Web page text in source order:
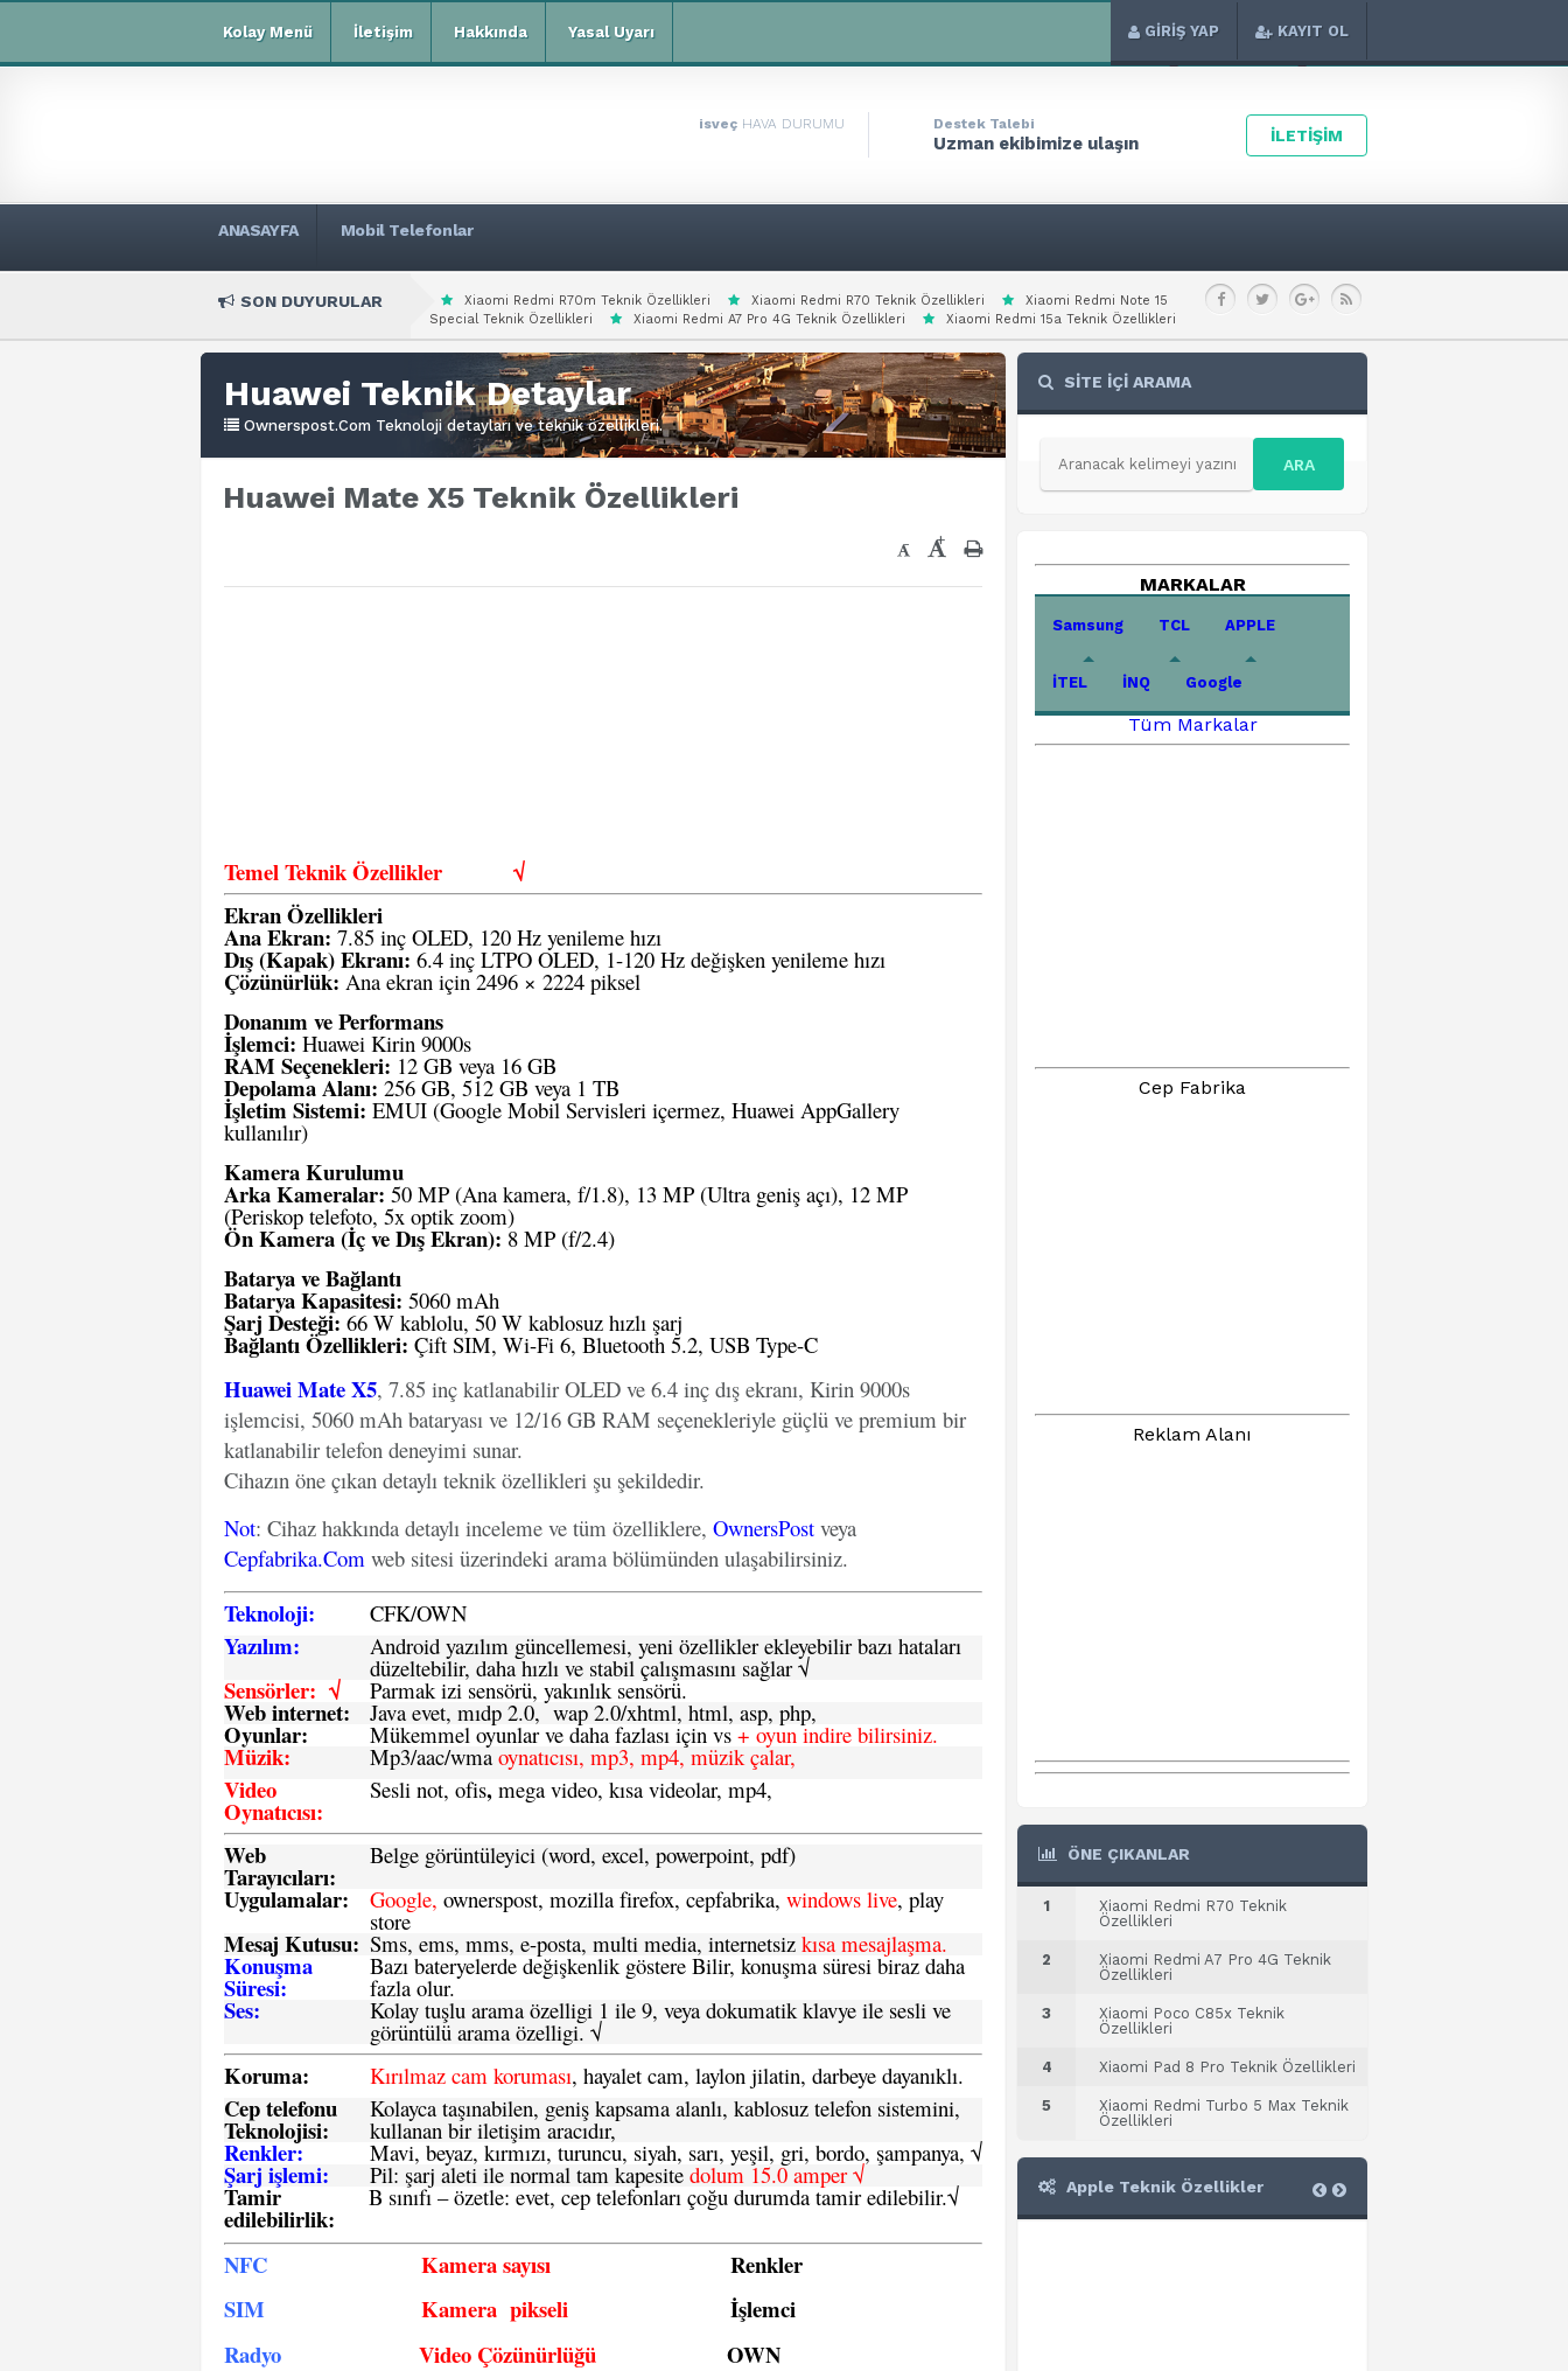
Kolay Menü İletişim Hakkında Yasal Uyarı GİRİŞ YAP KAYIT OL
isveç HAVA DURUMU Destek Talebi
Uzman ekibimize ulaşın İLETİŞİM
ANASAYFA Mobil Telefonlar
SON DUYURULAR Xiaomi Redmi R70m Teknik Özellikleri Xiaomi Redmi R70 Teknik Özellikleri
Xiaomi Redmi Note 15
Special Teknik Özellikleri
Xiaomi Redmi A7 Pro 4G Teknik Özellikleri Xiaomi Redmi 15a Teknik Özellikleri
Huawei Teknik Detaylar
Ownerspost.Com Teknoloji detayları ve teknik özellikleri.
Huawei Mate X5 Teknik Özellikleri
- +
Temel Teknik Özellikler√
Ekran Özellikleri
Ana Ekran: 7.85 inç OLED, 120 Hz yenileme hızı
Dış (Kapak) Ekranı: 6.4 inç LTPO OLED, 1-120 Hz değişken yenileme hızı
Çözünürlük: Ana ekran için 2496 × 2224 piksel
Donanım ve Performans
İşlemci: Huawei Kirin 9000s
RAM Seçenekleri: 12 GB veya 16 GB
Depolama Alanı: 256 GB, 512 GB veya 1 TB
İşletim Sistemi: EMUI (Google Mobil Servisleri içermez, Huawei AppGallery
kullanılır)
Kamera Kurulumu
Arka Kameralar: 50 MP (Ana kamera, f/1.8), 13 MP (Ultra geniş açı), 12 MP
(Periskop telefoto, 5x optik zoom)
Ön Kamera (İç ve Dış Ekran): 8 MP (f/2.4)
Batarya ve Bağlantı
Batarya Kapasitesi: 5060 mAh
Şarj Desteği: 66 W kablolu, 50 W kablosuz hızlı şarj
Bağlantı Özellikleri: Çift SIM, Wi-Fi 6, Bluetooth 5.2, USB Type-C
Huawei Mate X5, 7.85 inç katlanabilir OLED ve 6.4 inç dış ekranı, Kirin 9000s
işlemcisi, 5060 mAh bataryası ve 12/16 GB RAM seçenekleriyle güçlü ve premium bir
katlanabilir telefon deneyimi sunar.
Cihazın öne çıkan detaylı teknik özellikleri şu şekildedir.
Not: Cihaz hakkında detaylı inceleme ve tüm özelliklere, OwnersPost veya
Cepfabrika.Com web sitesi üzerindeki arama bölümünden ulaşabilirsiniz.
Teknoloji: CFK/OWN
Yazılım: Android yazılım güncellemesi, yeni özellikler ekleyebilir bazı hataları
düzeltebilir, daha hızlı ve stabil çalışmasını sağlar √
Sensörler: √ Parmak izi sensörü, yakınlık sensörü.
Web internet: Java evet, mıdp 2.0, wap 2.0/xhtml, html, asp, php,
Oyunlar: Mükemmel oyunlar ve daha fazlası için vs + oyun indire bilirsiniz.
Müzik: Mp3/aac/wmaoynatıcısı, mp3, mp4, müzik çalar,
Video
Oynatıcısı:
Sesli not, ofis, mega video, kısa videolar, mp4,
Web
Tarayıcıları:
Belge görüntüleyici (word, excel, powerpoint, pdf)
Uygulamalar: Google, ownerspost, mozilla firefox, cepfabrika, windows live, play
store
Mesaj Kutusu: Sms, ems, mms, e-posta, multi media, internetsiz kısa mesajlaşma.
Konuşma
Süresi:
Bazı bateryelerde değişkenlik göstere Bilir, konuşma süresi biraz daha
fazla olur.
Ses: Kolay tuşlu arama özelligi 1 ile 9, veya dokumatik klavye ile sesli ve
görüntülü arama özelligi. √
Koruma: Kırılmaz cam koruması, hayalet cam, laylon jilatin, darbeye dayanıklı.
Cep telefonu
Teknolojisi:
Kolayca taşınabilen, geniş kapsama alanlı, kablosuz telefon sistemini,
kullanan bir iletişim aracıdır,
Renkler: Mavi, beyaz, kırmızı, turuncu, siyah, sarı, yeşil, gri, bordo, şampanya, √
Şarj işlemi: Pil: şarj aleti ile normal tam kapesite dolum 15.0 amper √
Tamir
edilebilirlik:
B sınıfı – özetle: evet, cep telefonları çoğu durumda tamir edilebilir.√
NFC Kamera sayısı
Renkler
SIM
Kamera pikseli
İşlemci
Radyo
Video Çözünürlüğü OWN
SİTE İÇİ ARAMA
ARA
MARKALAR
Samsung TCL APPLE
İTEL İNQ Google
Tüm Markalar
Cep Fabrika
Reklam Alanı
ÖNE ÇIKANLAR
1
Xiaomi Redmi R70 Teknik
Özellikleri
2
Xiaomi Redmi A7 Pro 4G Teknik
Özellikleri
3
Xiaomi Poco C85x Teknik
Özellikleri
4 Xiaomi Pad 8 Pro Teknik Özellikleri
5
Xiaomi Redmi Turbo 5 Max Teknik
Özellikleri
Apple Teknik Özellikler